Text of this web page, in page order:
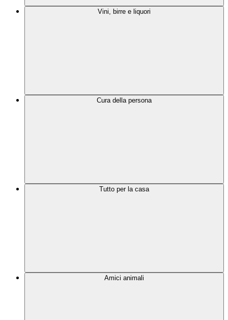
Vini, birre e liquori
Cura della persona
Tutto per la casa
Amici animali